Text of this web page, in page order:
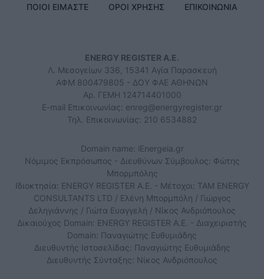
ΠΟΙΟΙ ΕΙΜΑΣΤΕ ΟΡΟΙ ΧΡΗΣΗΣ ΕΠΙΚΟΙΝΩΝΙΑ
ENERGY REGISTER Α.Ε.
Λ. Μεσογείων 336, 15341 Αγία Παρασκευή
ΑΦΜ 800479805 - ΔΟΥ ΦΑΕ ΑΘΗΝΩΝ
Αρ. ΓΕΜΗ 124714401000
E-mail Επικοινωνίας: enreg@energyregister.gr
Τηλ. Επικοινωνίας: 210 6534882
Domain name: iEnergeia.gr
Νόμιμος Εκπρόσωπος - Διευθύνων Σύμβουλος: Φώτης
Μπορμπόλης
Ιδιοκτησία: ENERGY REGISTER Α.Ε. - Μέτοχοι: TAM ENERGY
CONSULTANTS LTD / Ελένη Μπορμπόλη / Γιώργος
Δεληγιάννης / Γιώτα Ευαγγελή / Νίκος Ανδριόπουλος
Δικαιούχος Domain: ENERGY REGISTER Α.Ε. - Διαχειριστής
Domain: Παναγιώτης Ευθυμιάδης
Διευθυντής Ιστοσελίδας: Παναγιώτης Ευθυμιάδης
Διευθυντής Σύνταξης: Νίκος Ανδριόπουλος